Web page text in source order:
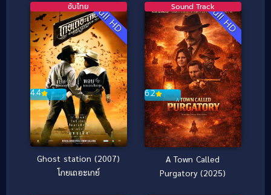
Full HD
4.4
ซับไทย
Ghost station (2007)
โกยเถอะเกย์
Full HD
6.2
Sound Track
A Town Called
Purgatory (2025)